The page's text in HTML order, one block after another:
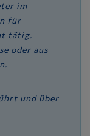
im
für
tätig.
oder aus
und über